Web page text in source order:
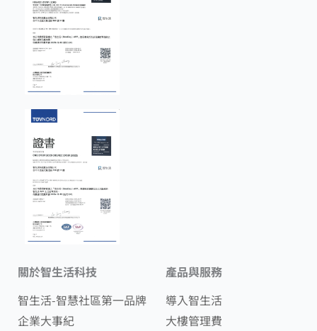
關於智生活科技
智生活-智慧社區第一品牌
企業大事紀
產品與服務
導入智生活
大樓管理費